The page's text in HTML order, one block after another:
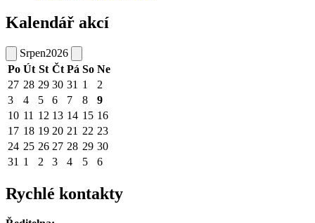
Kalendář akcí
Srpen2026
Po Út St Čt Pá So Ne
27 28 29 30 31 1
2
3
4 5 6 7 8
9
10 11 12 13 14 15 16
17 18 19 20 21 22 23
24 25 26 27 28 29 30
31 1 2 3 4 5 6
Rychlé kontakty